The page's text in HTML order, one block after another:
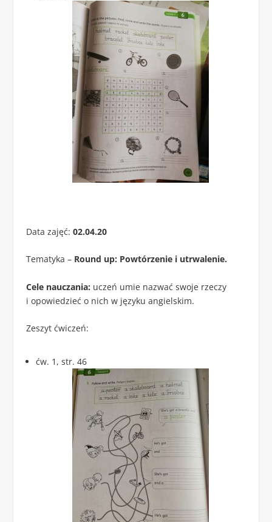
Data zajęć: 02.04.20
Tematyka – Round up: Powtórzenie i utrwalenie.
Cele nauczania: uczeń umie nazwać swoje rzeczy
i opowiedzieć o nich w języku angielskim.
Zeszyt ćwiczeń:
ćw. 1, str. 46